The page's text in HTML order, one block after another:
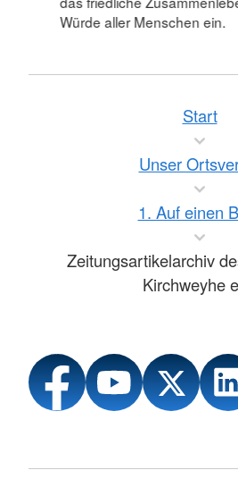
Würde aller Menschen ein.
Start
Unser
1. Auf einen
Zeitungsartikelarchiv
Kirchweyhe